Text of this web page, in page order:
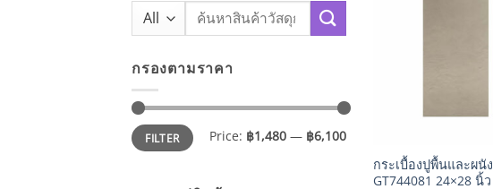
Search
กรองตามราคา
Min
price
Max
priceFILTER Price: ฿1,480 — ฿6,100
กระเบื้องปูพื้นและผนัง
GT744081 24×28 นิ้ว